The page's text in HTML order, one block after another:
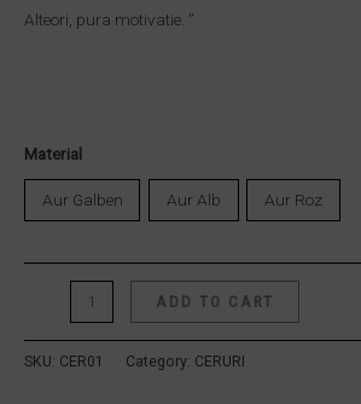
Alteori, pura motivatie. ”
Material
Aur Galben Aur Alb Aur Roz
ADD TO CART
SKU: CER01 Category: CERURI